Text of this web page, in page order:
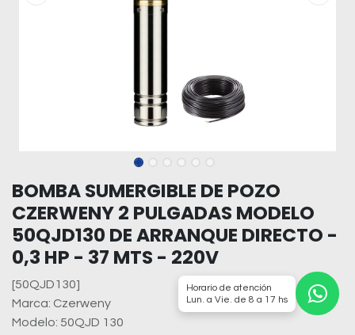
BOMBA SUMERGIBLE DE POZO
CZERWENY 2 PULGADAS MODELO
50QJD130 DE ARRANQUE DIRECTO -
0,3 HP - 37 MTS - 220V
[50QJD130]
Marca: Czerweny
Modelo: 50QJD 130
Horario de atención
Lun. a Vie. de 8 a 17 hs